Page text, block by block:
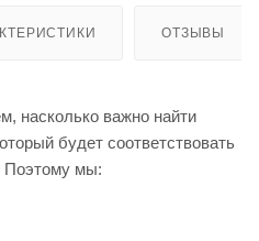
ОТЗЫВЫ
насколько важно найти
будет соответствовать
Поэтому мы: